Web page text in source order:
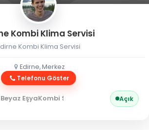
Kombi Klima Servisi
Kombi Klima Servisi
Edirne, Merkez
Telefonu Göster
EşyaKombi Servisi Açık